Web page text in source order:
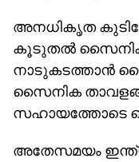
അനധികൃത
കൂടുതല്‍
നാടുകടത്താന്‍
സൈനിക
സഹായത്തോടെ
അതേസമയം